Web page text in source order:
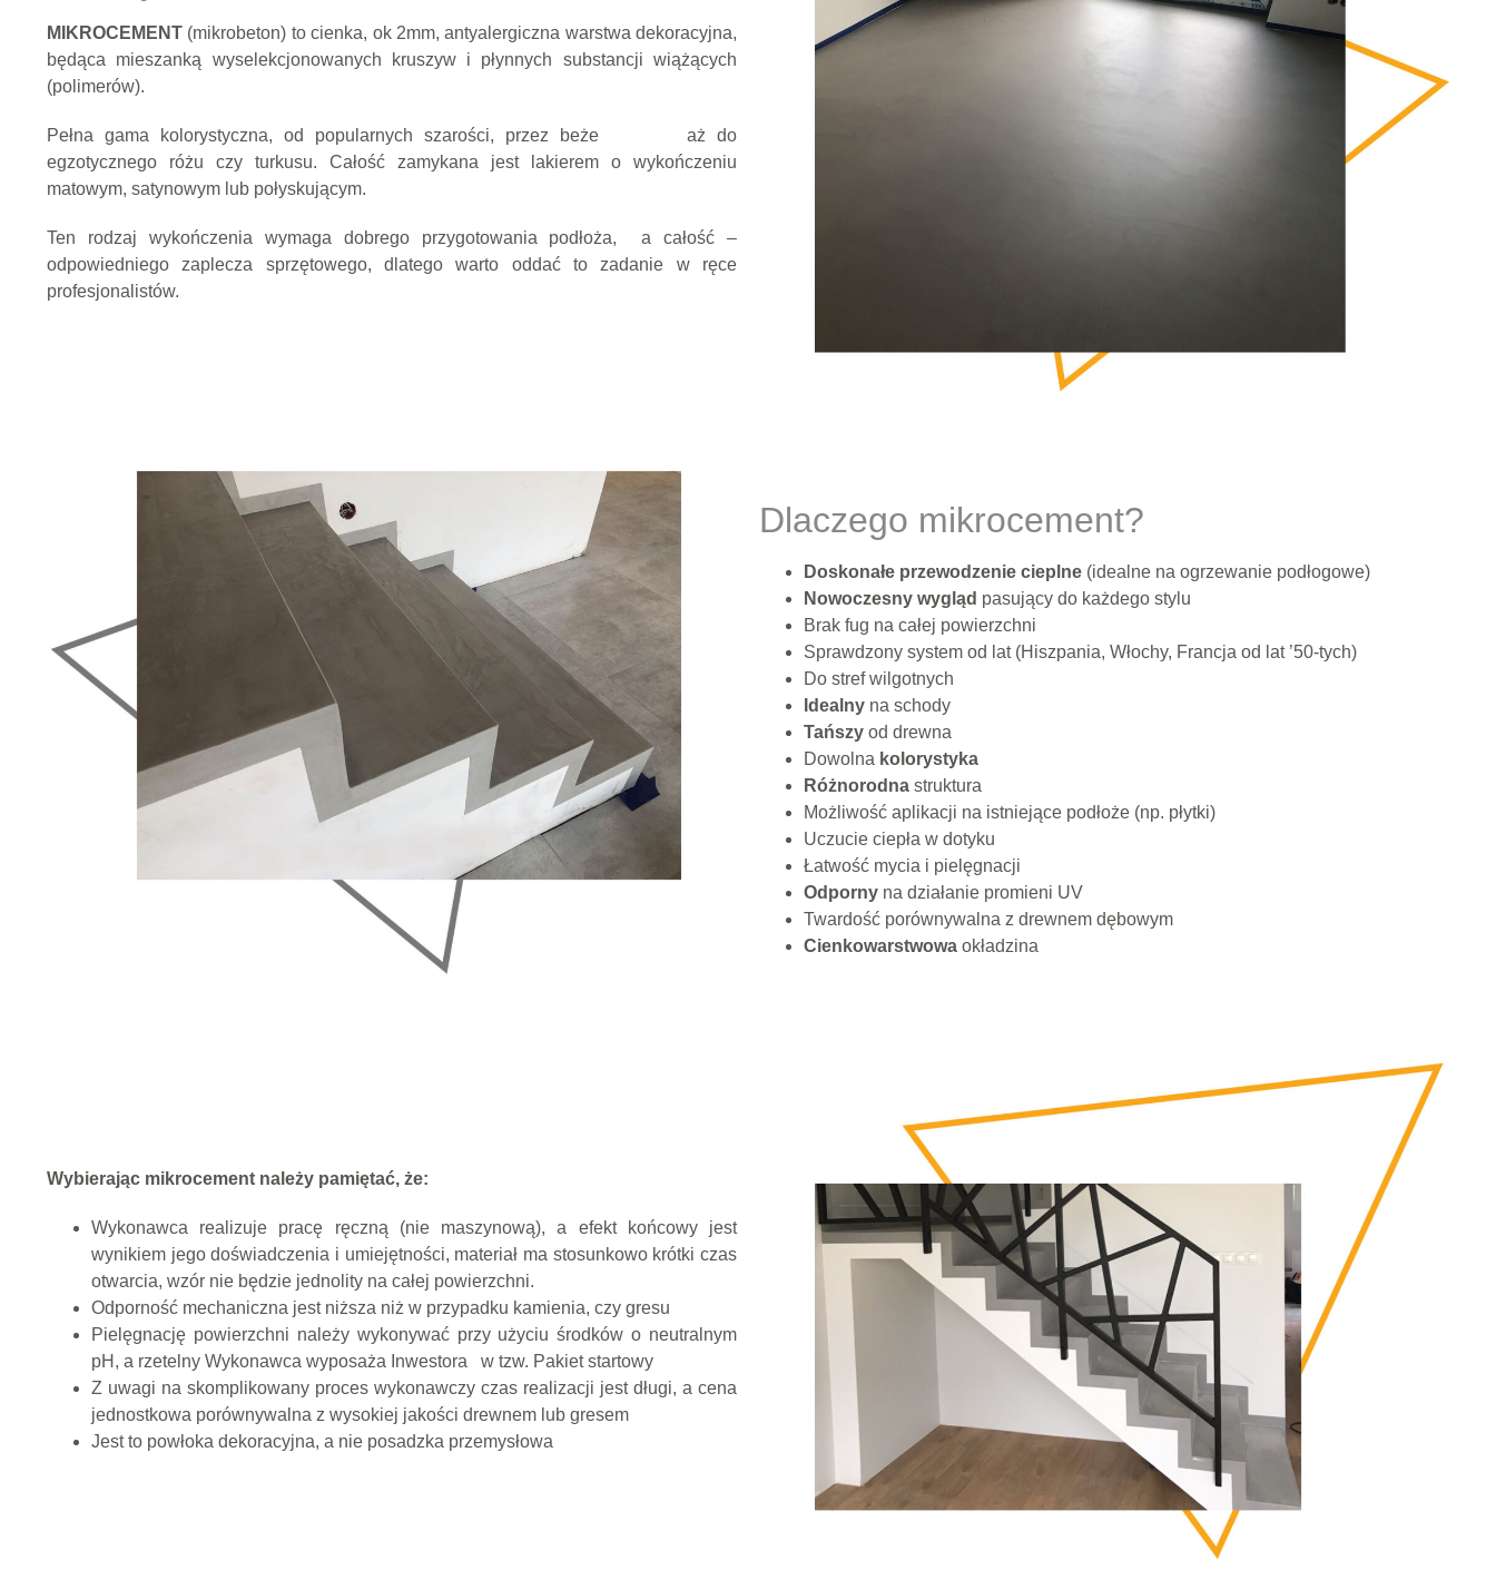
MIKROCEMENT (mikrobeton) to cienka, ok 2mm, antyalergiczna warstwa dekoracyjna,
będąca mieszanką wyselekcjonowanych kruszyw i płynnych substancji wiążących
(polimerów).
Pełna gama kolorystyczna, od popularnych szarości, przez beże aż do
egzotycznego różu czy turkusu. Całość zamykana jest lakierem o wykończeniu
matowym, satynowym lub połyskującym.
Ten rodzaj wykończenia wymaga dobrego przygotowania podłoża, a całość –
odpowiedniego zaplecza sprzętowego, dlatego warto oddać to zadanie w ręce
profesjonalistów.
Dlaczego mikrocement?
Doskonałe przewodzenie cieplne (idealne na ogrzewanie podłogowe)
Nowoczesny wygląd pasujący do każdego stylu
Brak fug na całej powierzchni
Sprawdzony system od lat (Hiszpania, Włochy, Francja od lat ’50-tych)
Do stref wilgotnych
Idealny na schody
Tańszy od drewna
Dowolna kolorystyka
Różnorodna struktura
Możliwość aplikacji na istniejące podłoże (np. płytki)
Uczucie ciepła w dotyku
Łatwość mycia i pielęgnacji
Odporny na działanie promieni UV
Twardość porównywalna z drewnem dębowym
Cienkowarstwowa okładzina
Wybierając mikrocement należy pamiętać, że:
Wykonawca realizuje pracę ręczną (nie maszynową), a efekt końcowy jest
wynikiem jego doświadczenia i umiejętności, materiał ma stosunkowo krótki czas
otwarcia, wzór nie będzie jednolity na całej powierzchni.
Odporność mechaniczna jest niższa niż w przypadku kamienia, czy gresu
Pielęgnację powierzchni należy wykonywać przy użyciu środków o neutralnym
pH, a rzetelny Wykonawca wyposaża Inwestora w tzw. Pakiet startowy
Z uwagi na skomplikowany proces wykonawczy czas realizacji jest długi, a cena
jednostkowa porównywalna z wysokiej jakości drewnem lub gresem
Jest to powłoka dekoracyjna, a nie posadzka przemysłowa